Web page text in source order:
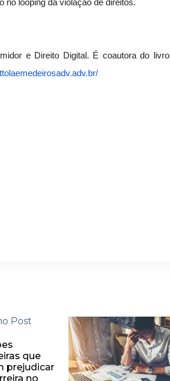
no looping da violação de direitos.
e Direito Digital. É coautora do livro
adv.br/
Post
que
prejudicar
no